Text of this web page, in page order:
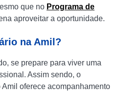
que no Programa de
aproveitar a oportunidade.
na Amil?
se prepare para viver uma
Assim sendo, o
oferece acompanhamento